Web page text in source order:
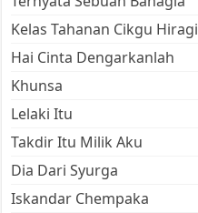
Kelas Tahanan Cikgu Hiragi
Hai Cinta Dengarkanlah
Khunsa
Lelaki Itu
Takdir Itu Milik Aku
Dia Dari Syurga
Iskandar Chempaka